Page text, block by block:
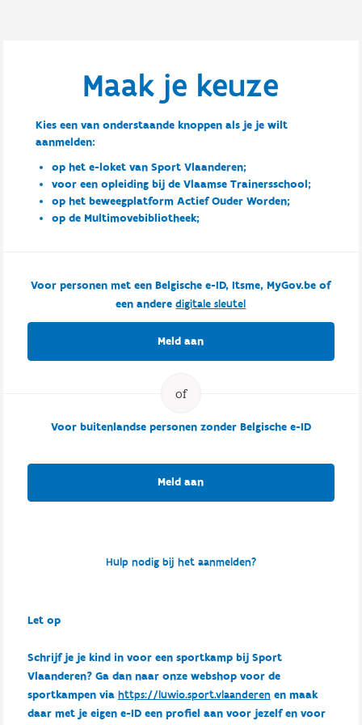
Maak je keuze
Kies een van onderstaande knoppen als je je wilt
aanmelden:
op het e-loket van Sport Vlaanderen;
voor een opleiding bij de Vlaamse Trainersschool;
op het beweegplatform Actief Ouder Worden;
op de Multimovebibliotheek;
Voor personen met een Belgische e-ID, Itsme, MyGov.be of
een anderedigitale sleutel
Meld aan
Voor buitenlandse personen zonder Belgische e-ID
Meld aan
Hulp nodig bij het aanmelden?
Let op
Schrijf je je kind in voor een sportkamp bij Sport
Vlaanderen? Ga dan naar onze webshop voor de
sportkampen via https://luwio.sport.vlaanderenen maak
daar met je eigen e-ID een profiel aan voor jezelf en voor